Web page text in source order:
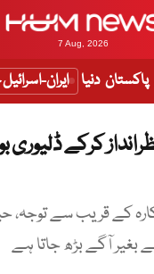
7 Aug, 2026
پاکستان دنیا ایران-
کرکے ڈلیوری
کے قریب سے توجہ،
بغیر آگے بڑھ جاتا ہے